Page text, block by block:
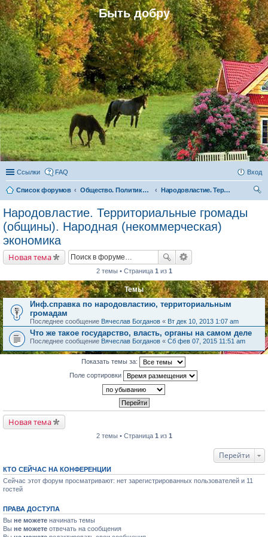
Быть добру
Ссылки FAQ Вход
Список форумов Общество. Политика. Экономика. Народовластие. Территориальные громады (общины)
Народовластие. Территориальные громады (общины). Народная (некоммерческая) экономика
Народовластие. Территориальные громады
(общины). Народная (некоммерческая)
экономика
Новая тема
2 темы • Страница 1 из 1
Темы
Инф.справка по народовластию, территориальным
громадам
Последнее сообщение Вячеслав Богданов « Вт дек 10, 2013 1:07 am
Что же такое государство, власть, органы на самом деле
Последнее сообщение Вячеслав Богданов « Сб фев 07, 2015 11:51 am
Показать темы за:
Поле сортировки
Новая тема
2 темы • Страница 1 из 1
Перейти
КТО СЕЙЧАС НА КОНФЕРЕНЦИИ
Сейчас этот форум просматривают: нет зарегистрированных пользователей и 11
гостей
ПРАВА ДОСТУПА
Вы не можете начинать темы
Вы не можете отвечать на сообщения